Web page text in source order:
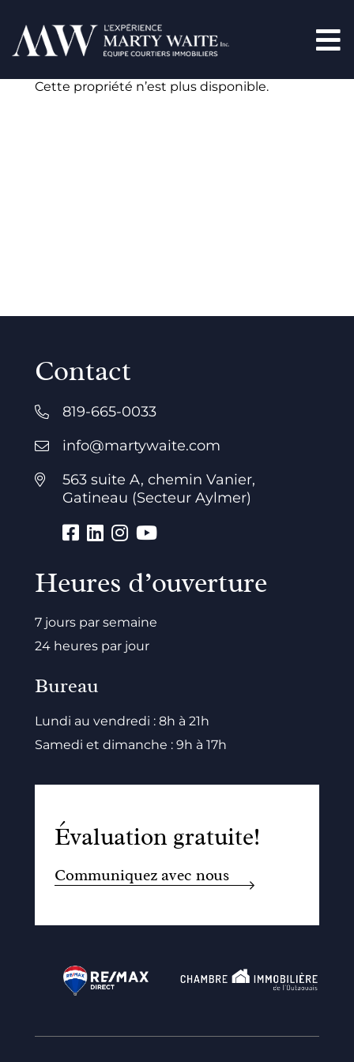
Cette propriété n’est plus disponible.
Contact
819-665-0033
info@martywaite.com
563 suite A, chemin Vanier,
Gatineau (Secteur Aylmer)
Heures d’ouverture
7 jours par semaine
24 heures par jour
Bureau
Lundi au vendredi : 8h à 21h
Samedi et dimanche : 9h à 17h
Évaluation gratuite!
Communiquez avec nous